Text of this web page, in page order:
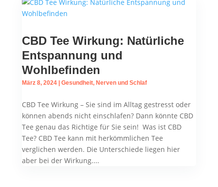
CBD Tee Wirkung: Natürliche
Entspannung und
Wohlbefinden
März 8, 2024| Gesundheit, Nerven und Schlaf
CBD Tee Wirkung – Sie sind im Alltag gestresst oder
können abends nicht einschlafen? Dann könnte CBD
Tee genau das Richtige für Sie sein! Was ist CBD
Tee? CBD Tee kann mit herkömmlichen Tee
verglichen werden. Die Unterschiede liegen hier
aber bei der Wirkung....